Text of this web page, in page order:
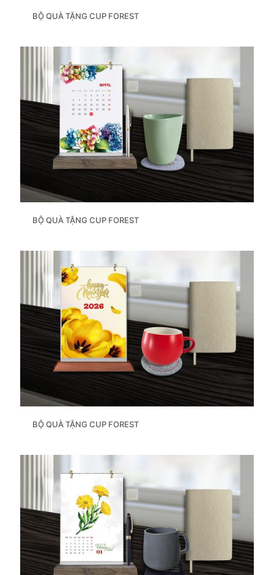
BỘ QUÀ TẶNG CUP FOREST
BỘ QUÀ TẶNG CUP FOREST
BỘ QUÀ TẶNG CUP FOREST